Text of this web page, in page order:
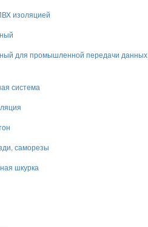
изоляцией
для промышленной передачи данных
система
саморезы
шкурка